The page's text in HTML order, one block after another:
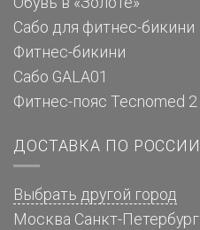
Сабо для фитнес-бикини
Фитнес-бикини
Сабо GALA01
Фитнес-пояс Tecnomed 2
ДОСТАВКА ПО РОССИИ
Выбрать другой город
Москва Санкт-Петербург